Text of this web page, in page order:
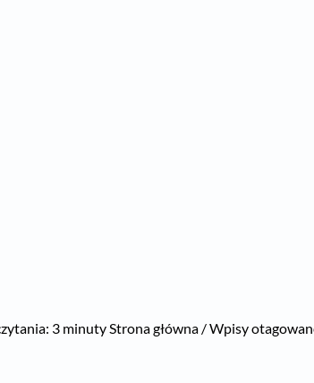
3 minuty Strona główna / Wpisy otagowane